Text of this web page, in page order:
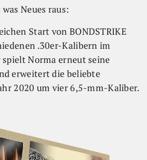
Neues raus:
Start von BONDSTRIKE
.30er-Kalibern im
spielt Norma erneut seine
erweitert die beliebte
2020 um vier 6,5-mm-Kaliber.